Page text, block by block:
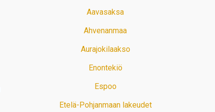
Aavasaksa
Ahvenanmaa
Aurajokilaakso
Enontekiö
Espoo
Etelä-Pohjanmaan lakeudet